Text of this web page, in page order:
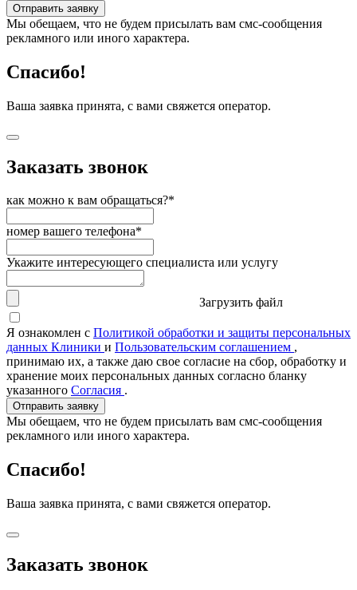
Отправить заявку
Мы обещаем, что не будем присылать вам смс-сообщения
рекламного или иного характера.
Спасибо!
Ваша заявка принята, с вами свяжется оператор.
Заказать звонок
как можно к вам обращаться?*
номер вашего телефона*
Укажите интересующего специалиста или услугу
Загрузить файл
Я ознакомлен с Политикой обработки и защиты персональных
данных Клиники и Пользовательским соглашением ,
принимаю их, а также даю свое согласие на сбор, обработку и
хранение моих персональных данных согласно бланку
указанного Согласия .
Отправить заявку
Мы обещаем, что не будем присылать вам смс-сообщения
рекламного или иного характера.
Спасибо!
Ваша заявка принята, с вами свяжется оператор.
Заказать звонок